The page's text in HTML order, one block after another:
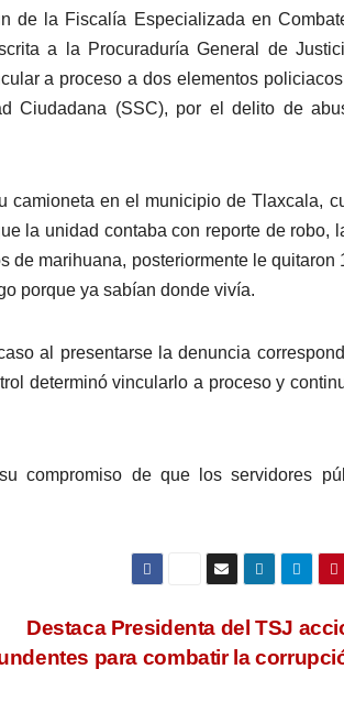
de la Fiscalía Especializada en
a la Procuraduría General de
a proceso a dos elementos
Ciudadana (SSC), por el delito de
camioneta en el municipio de Tlaxcala,
la unidad contaba con reporte de robo,
marihuana, posteriormente le quitaron
porque ya sabían donde vivía.
al presentarse la denuncia
determinó vincularlo a proceso y
compromiso de que los servidores
Destaca Presidenta del TSJ
para combatir la